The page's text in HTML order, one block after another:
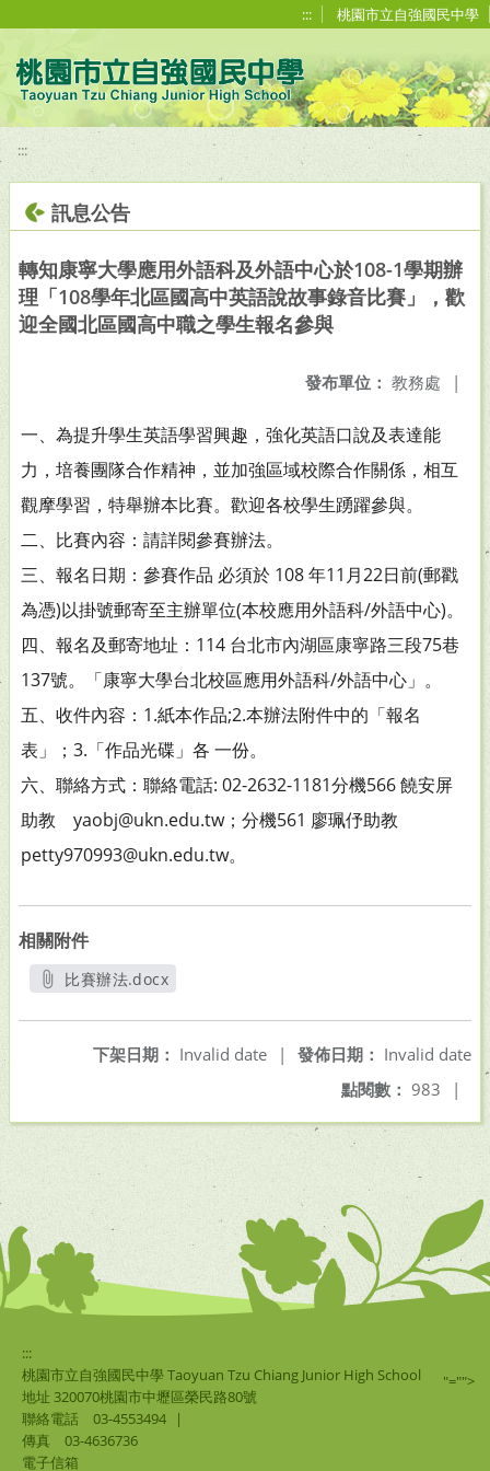
::: 桃園市立自強國民中學
:::
訊息公告
轉知康寧大學應用外語科及外語中心於108-1學期辦
理「108學年北區國高中英語說故事錄音比賽」，歡
迎全國北區國高中職之學生報名參與
發布單位： 教務處 |
一、為提升學生英語學習興趣，強化英語口說及表達能
力，培養團隊合作精神，並加強區域校際合作關係，相互
觀摩學習，特舉辦本比賽。歡迎各校學生踴躍參與。
二、比賽內容：請詳閱參賽辦法。
三、報名日期：參賽作品 必須於 108 年11月22日前(郵戳
為憑)以掛號郵寄至主辦單位(本校應用外語科/外語中心)。
四、報名及郵寄地址：114 台北市內湖區康寧路三段75巷
137號。「康寧大學台北校區應用外語科/外語中心」。
五、收件內容：1.紙本作品;2.本辦法附件中的「報名
表」；3.「作品光碟」各 一份。
六、聯絡方式：聯絡電話: 02-2632-1181分機566 饒安屏
助教 yaobj@ukn.edu.tw；分機561 廖珮伃助教
petty970993@ukn.edu.tw。
相關附件
比賽辦法.docx
發佈日期： Invalid date
下架日期： Invalid date
|
點閱數： 983 |
:::
桃園市立自強國民中學 Taoyuan Tzu Chiang Junior High School
地址 320070桃園市中壢區榮民路80號
聯絡電話
03-4553494
|
傳真
03-4636736
電子信箱
"="">